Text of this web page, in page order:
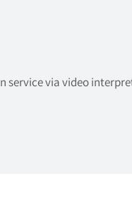
service via video